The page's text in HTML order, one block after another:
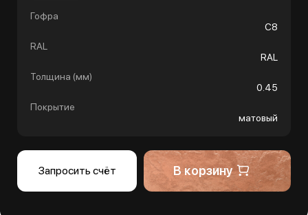
Гофра
С8
RAL
RAL
Толщина (мм)
0.45
Покрытие
матовый
Запросить счёт В корзину